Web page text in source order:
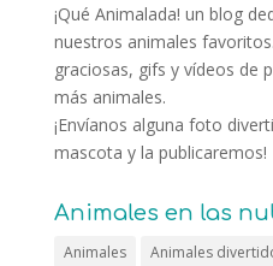
¡Qué Animalada! un blog
nuestros animales
graciosas, gifs y vídeos de
más animales.
¡Envíanos alguna foto
mascota y la publicaremos!
Animales en las
Animales Animales